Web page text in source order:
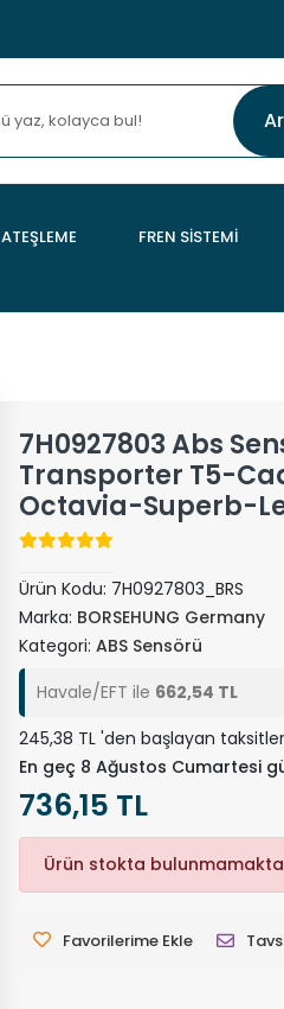
ATEŞLEME FREN SİSTEMİ
7H0927803 Abs
Transporter T5-
Octavia-Superb-
Ürün Kodu: 7H0927803_BRS
Marka: BORSEHUNG Germany
Kategori: ABS Sensörü
Havale/EFT ile 662,54 TL
245,38 TL 'den başlayan
En geç 8 Ağustos Cumartesi
736,15 TL
Ürün stokta
Favorilerime Ekle